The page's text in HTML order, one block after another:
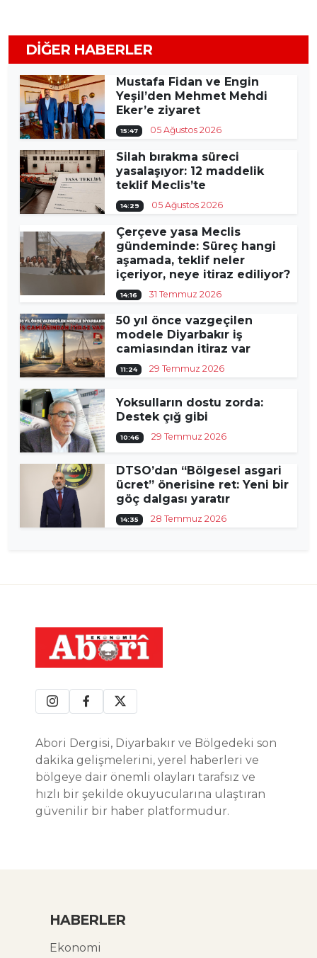
DIĞER HABERLER
Mustafa Fidan ve Engin
Yeşil’den Mehmet Mehdi
Eker’e ziyaret
15:47 05 Ağustos 2026
Silah bırakma süreci
yasalaşıyor: 12 maddelik
teklif Meclis’te
14:29 05 Ağustos 2026
Çerçeve yasa Meclis
gündeminde: Süreç hangi
aşamada, teklif neler
içeriyor, neye itiraz ediliyor?
14:16 31 Temmuz 2026
50 yıl önce vazgeçilen
modele Diyarbakır iş
camiasından itiraz var
11:24 29 Temmuz 2026
Yoksulların dostu zorda:
Destek çığ gibi
10:46 29 Temmuz 2026
DTSO’dan “Bölgesel asgari
ücret” önerisine ret: Yeni bir
göç dalgası yaratır
14:35 28 Temmuz 2026
Abori Dergisi, Diyarbakır ve Bölgedeki son
dakika gelişmelerini, yerel haberleri ve
bölgeye dair önemli olayları tarafsız ve
hızlı bir şekilde okuyucularına ulaştıran
güvenilir bir haber platformudur.
HABERLER
Ekonomi